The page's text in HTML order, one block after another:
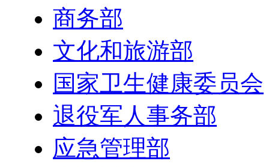
商务部
文化和旅游部
国家卫生健康委员会
退役军人事务部
应急管理部